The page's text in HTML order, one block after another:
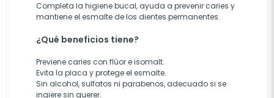
Completa la higiene bucal, ayuda a prevenir caries y
mantiene el esmalte de los dientes permanentes.
¿Qué beneficios tiene?
Previene caries con flúor e isomalt.
Evita la placa y protege el esmalte.
Sin alcohol, sulfatos ni parabenos, adecuado si se
ingiere sin querer.